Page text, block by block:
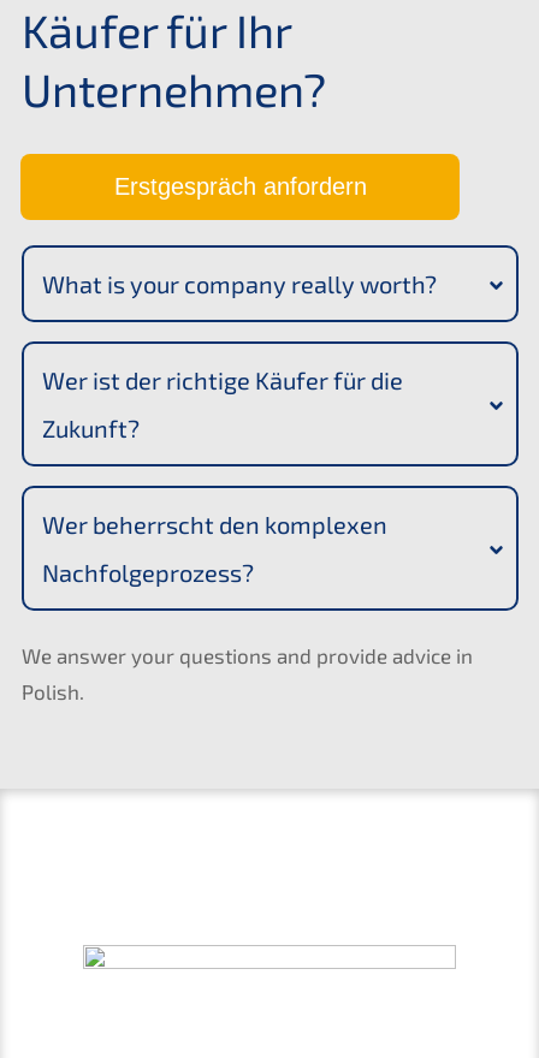
Käufer für Ihr
Unternehmen?
Erstge­spräch anfordern
What is your compa­ny really worth?
Wer ist der richti­ge Käufer für die
Zukunft?
Wer beherrscht den komple­xen
Nachfolgeprozess?
We answer your questi­ons and provi­de advice in
Polish.